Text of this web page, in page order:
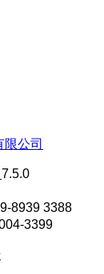
公司
7.5.0
8939 3388
3399